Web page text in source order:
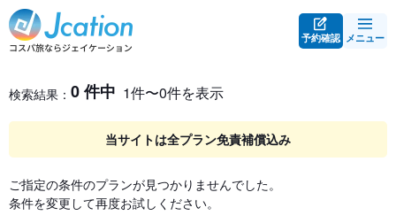
予約確認 メニュー
レンタカー検索・比較
レンタカー検索結果
検索結果： 0 件中 1件〜0件を表示
当サイトは全プラン免責補償込み
ご指定の条件のプランが見つかりませんでした。
条件を変更して再度お試しください。